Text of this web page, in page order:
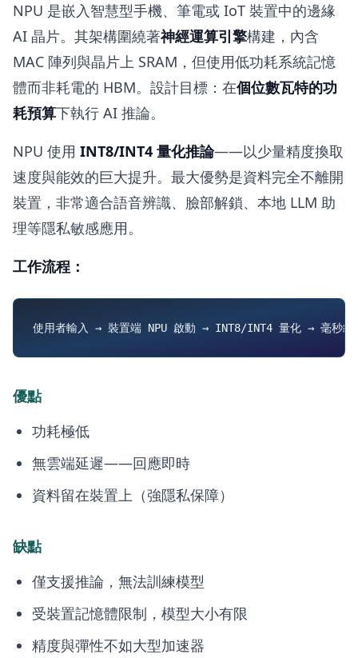
NPU 是嵌入智慧型手機、筆電或 IoT 裝置中的邊緣
AI 晶片。其架構圍繞著神經運算引擎構建，內含
MAC 陣列與晶片上 SRAM，但使用低功耗系統記憶
體而非耗電的 HBM。設計目標：在個位數瓦特的功
耗預算下執行 AI 推論。
NPU 使用 INT8/INT4 量化推論——以少量精度換取
速度與能效的巨大提升。最大優勢是資料完全不離開
裝置，非常適合語音辨識、臉部解鎖、本地 LLM 助
理等隱私敏感應用。
工作流程：
優點
功耗極低
無雲端延遲——回應即時
資料留在裝置上（強隱私保障）
缺點
僅支援推論，無法訓練模型
受裝置記憶體限制，模型大小有限
精度與彈性不如大型加速器